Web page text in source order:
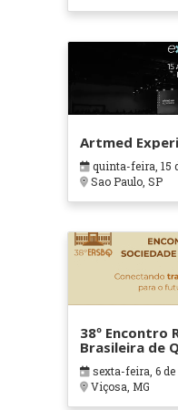
Artmed
quinta-feira, 15
Sao Paulo, SP
38º Encontro
Brasileira de
sexta-feira, 6 de
Viçosa, MG